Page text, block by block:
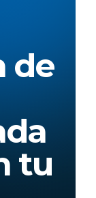
de
tu